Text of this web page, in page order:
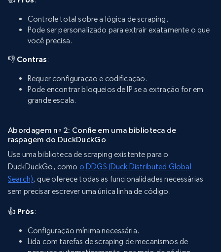
Controle total sobre a lógica de scraping.
Pode ser personalizado para extrair exatamente o que
você precisa.
👎 Contras:
Requer configuração e codificação.
Pode encontrar bloqueios de IP se a extração for em
grande escala.
Abordagem nº 2: Confie em uma biblioteca de
raspagem do DuckDuckGo
Use uma biblioteca de scraping existente para o
DuckDuckGo, como o DDGS (Duck Distributed Global
Search), que oferece todas as funcionalidades necessárias
sem precisar escrever uma única linha de código.
👍 Prós:
Configuração mínima necessária.
Lida com tarefas de scraping de mecanismos de